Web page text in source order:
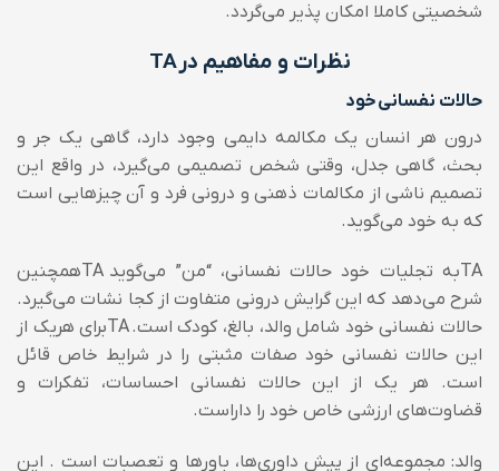
شخصیتی کاملا امکان پذیر می‌گردد.
نظرات و مفاهیم درTA
حالات نفسانی خود
درون هر انسان یک مکالمه دایمی وجود دارد، گاهی یک جر و
بحث، گاهی جدل، وقتی شخص تصمیمی می‌گیرد، در واقع این
تصمیم ناشی از مکالمات ذهنی و درونی فرد و آن چیزهایی است
که به خود می‌گوید.
TAبه تجلیات خود حالات نفسانی، “من” می‌گوید TAهمچنین
شرح می‌دهد که این گرایش درونی متفاوت از کجا نشات می‌گیرد.
حالات نفسانی خود شامل والد، بالغ، کودک است.TAبرای هریک از
این حالات نفسانی خود صفات مثبتی را در شرایط خاص قائل
است. هر یک از این حالات نفسانی احساسات، تفکرات و
قضاوت‌های ارزشی خاص خود را داراست.
والد: مجموعه‌ای از پیش داوری‌ها، باورها و تعصبات است . این